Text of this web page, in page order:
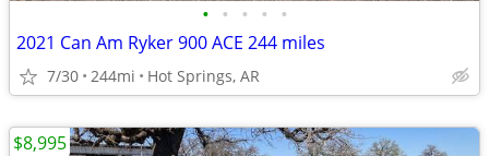
• • • • •
2021 Can Am Ryker 900 ACE 244 miles
7/30 244mi Hot Springs, AR
$8,995